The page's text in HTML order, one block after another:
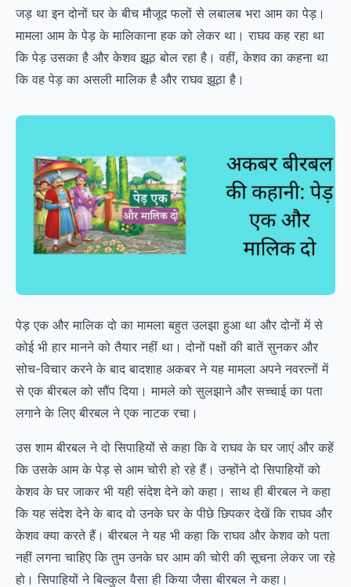
जड़ था इन दोनों घर के बीच मौजूद फलों से लबालब भरा आम का पेड़।
मामला आम के पेड़ के मालिकाना हक को लेकर था। राघव कह रहा था
कि पेड़ उसका है और केशव झूठ बोल रहा है। वहीं, केशव का कहना था
कि वह पेड़ का असली मालिक है और राघव झूठा है।
पेड़ एक और मालिक दो का मामला बहुत उलझा हुआ था और दोनों में से
कोई भी हार मानने को तैयार नहीं था। दोनों पक्षों की बातें सुनकर और
सोच-विचार करने के बाद बादशाह अकबर ने यह मामला अपने नवरत्नों में
से एक बीरबल को सौंप दिया। मामले को सुलझाने और सच्चाई का पता
लगाने के लिए बीरबल ने एक नाटक रचा।
उस शाम बीरबल ने दो सिपाहियों से कहा कि वे राघव के घर जाएं और कहें
कि उसके आम के पेड़ से आम चोरी हो रहे हैं। उन्होंने दो सिपाहियों को
केशव के घर जाकर भी यही संदेश देने को कहा। साथ ही बीरबल ने कहा
कि यह संदेश देने के बाद वो उनके घर के पीछे छिपकर देखें कि राघव और
केशव क्या करते हैं। बीरबल ने यह भी कहा कि राघव और केशव को पता
नहीं लगना चाहिए कि तुम उनके घर आम की चोरी की सूचना लेकर जा रहे
हो। सिपाहियों ने बिल्कुल वैसा ही किया जैसा बीरबल ने कहा।